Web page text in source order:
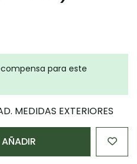
para este
MEDIDAS EXTERIORES
AÑADIR